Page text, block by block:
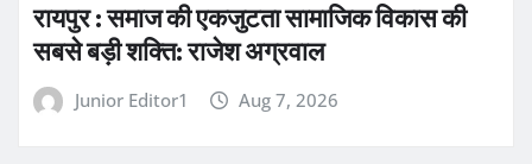
रायपुर : समाज की एकजुटता सामाजिक विकास की
सबसे बड़ी शक्ति: राजेश अग्रवाल
Junior Editor1 Aug 7, 2026